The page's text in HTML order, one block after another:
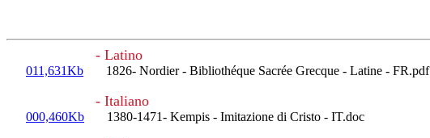
- Latino
011,631Kb 1826- Nordier - Bibliothéque Sacrée Grecque - Latine - FR.pdf
- Italiano
000,460Kb 1380-1471- Kempis - Imitazione di Cristo - IT.doc